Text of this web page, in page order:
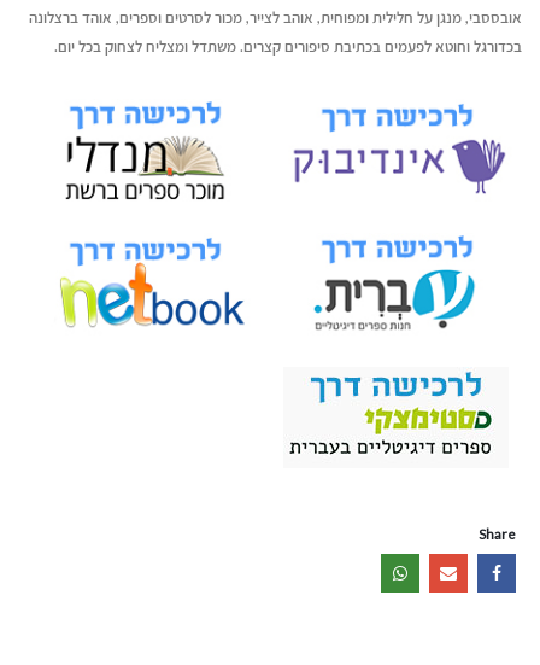
אובססבי, מנגן על חלילית ומפוחית, אוהב לצייר, מכור לסרטים וספרים, אוהד ברצלונה
בכדורגל וחוטא לפעמים בכתיבת סיפורים קצרים. משתדל ומצליח לצחוק בכל יום.
Share